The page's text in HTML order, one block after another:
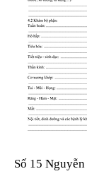
Số 15